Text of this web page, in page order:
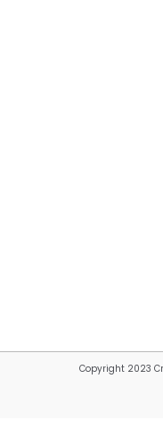
Copyright 2023